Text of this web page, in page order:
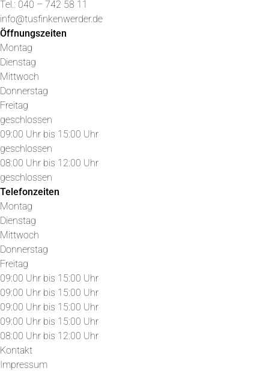
Tel.: 040 – 742 58 11
info@tusfinkenwerder.de
Öffnungszeiten
Montag
Dienstag
Mittwoch
Donnerstag
Freitag
geschlossen
09:00 Uhr bis 15:00 Uhr
geschlossen
08:00 Uhr bis 12:00 Uhr
geschlossen
Telefonzeiten
Montag
Dienstag
Mittwoch
Donnerstag
Freitag
09:00 Uhr bis 15:00 Uhr
09:00 Uhr bis 15:00 Uhr
09:00 Uhr bis 15:00 Uhr
09:00 Uhr bis 15:00 Uhr
08:00 Uhr bis 12:00 Uhr
Kontakt
Impressum